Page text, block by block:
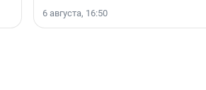
6 августа, 16:50